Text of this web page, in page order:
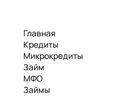
Главная
Кредиты
Микрокредиты
Займ
МФО
Займы